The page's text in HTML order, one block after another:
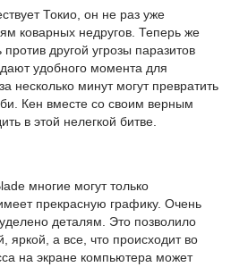
Токио, он не раз уже
коварных недругов. Теперь же
другой угрозы паразитов
удобного момента для
несколько минут могут превратить
Кен вместе со своим верным
в этой нелегкой битве.
многие могут только
прекрасную графику. Очень
деталям. Это позволило
яркой, а все, что происходит во
на экране компьютера может